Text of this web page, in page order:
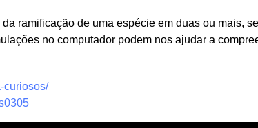
ramificação de uma espécie em duas ou mais,
no computador podem nos ajudar a
curiosos/